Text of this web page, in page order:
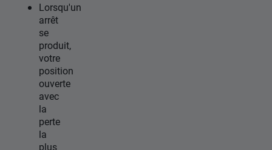
Lorsqu'un
arrêt
se
produit,
votre
position
ouverte
avec
la
perte
la
plus